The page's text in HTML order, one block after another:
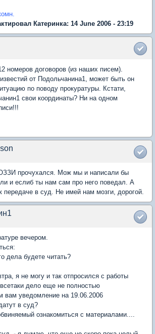
Катеринка: 14 June 2006 - 23:19
номеров договоров (из наших писем).
от Подольчанина1, может быть он
по поводу прокуратуры. Кстати,
свои координаты? Ни на одном
прочухался. Мож мы и написали бы
и еслиб ты нам сам про него поведал. А
передаче в суд. Не имей нам мозги, дорогой.
вечером.
дела будете читать?
я не могу и так отпросился с работы
дело еще не полностью
вам уведомление на 19.06.2006
в суд?
ознакомиться с материалами....